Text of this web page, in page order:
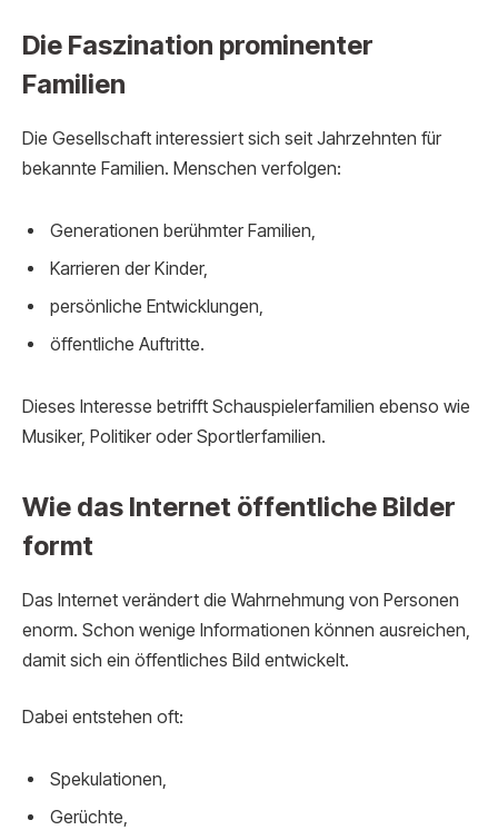
Die Faszination prominenter
Familien
Die Gesellschaft interessiert sich seit Jahrzehnten für
bekannte Familien. Menschen verfolgen:
Generationen berühmter Familien,
Karrieren der Kinder,
persönliche Entwicklungen,
öffentliche Auftritte.
Dieses Interesse betrifft Schauspielerfamilien ebenso wie
Musiker, Politiker oder Sportlerfamilien.
Wie das Internet öffentliche Bilder
formt
Das Internet verändert die Wahrnehmung von Personen
enorm. Schon wenige Informationen können ausreichen,
damit sich ein öffentliches Bild entwickelt.
Dabei entstehen oft:
Spekulationen,
Gerüchte,